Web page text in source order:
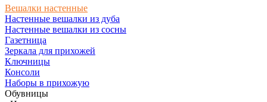
Вешалки настенные
Настенные вешалки из дуба
Настенные вешалки из сосны
Газетница
Зеркала для прихожей
Ключницы
Консоли
Наборы в прихожую
Обувницы